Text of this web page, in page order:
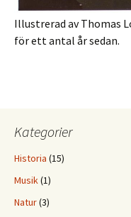
Illustrerad av Thomas
för ett antal år sedan.
Kategorier
Historia (15)
Musik(1)
Natur(3)